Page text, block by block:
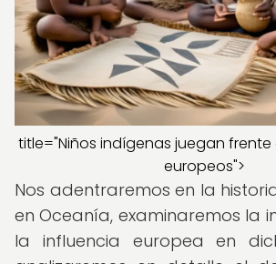
title="Niños indígenas juegan
europeos">
Nos adentraremos en la
en Oceanía, examinaremos la
la influencia europea en